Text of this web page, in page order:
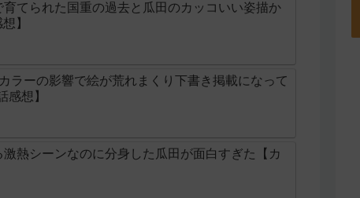
てられた国重の過去と瓜田のカッコいい姿描か
】
ラーの影響で絵が荒れまくり下書き掲載になって
感想】
熱シーンなのに分身した瓜田が面白すぎた【カ